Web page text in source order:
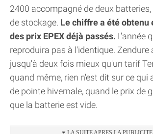
2400 accompagné de deux
de stockage. Le chiffre a été obtenu
des prix EPEX déjà passés. L'année
reproduira pas à l'identique. Zendure
jusqu'à deux fois mieux qu'un tarif
quand même, rien n'est dit sur ce qui
de pointe hivernale, quand le prix de
que la batterie est vide.